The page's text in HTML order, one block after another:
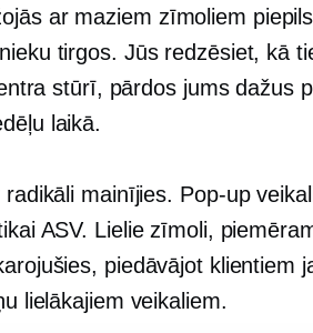
ar maziem zīmoliem
tirgos. Jūs redzēsiet, kā
stūrī, pārdos jums dažus
laikā.
mainījies. Pop-up
ASV. Lielie zīmoli,
piedāvājot klientiem
lielākajiem veikaliem.